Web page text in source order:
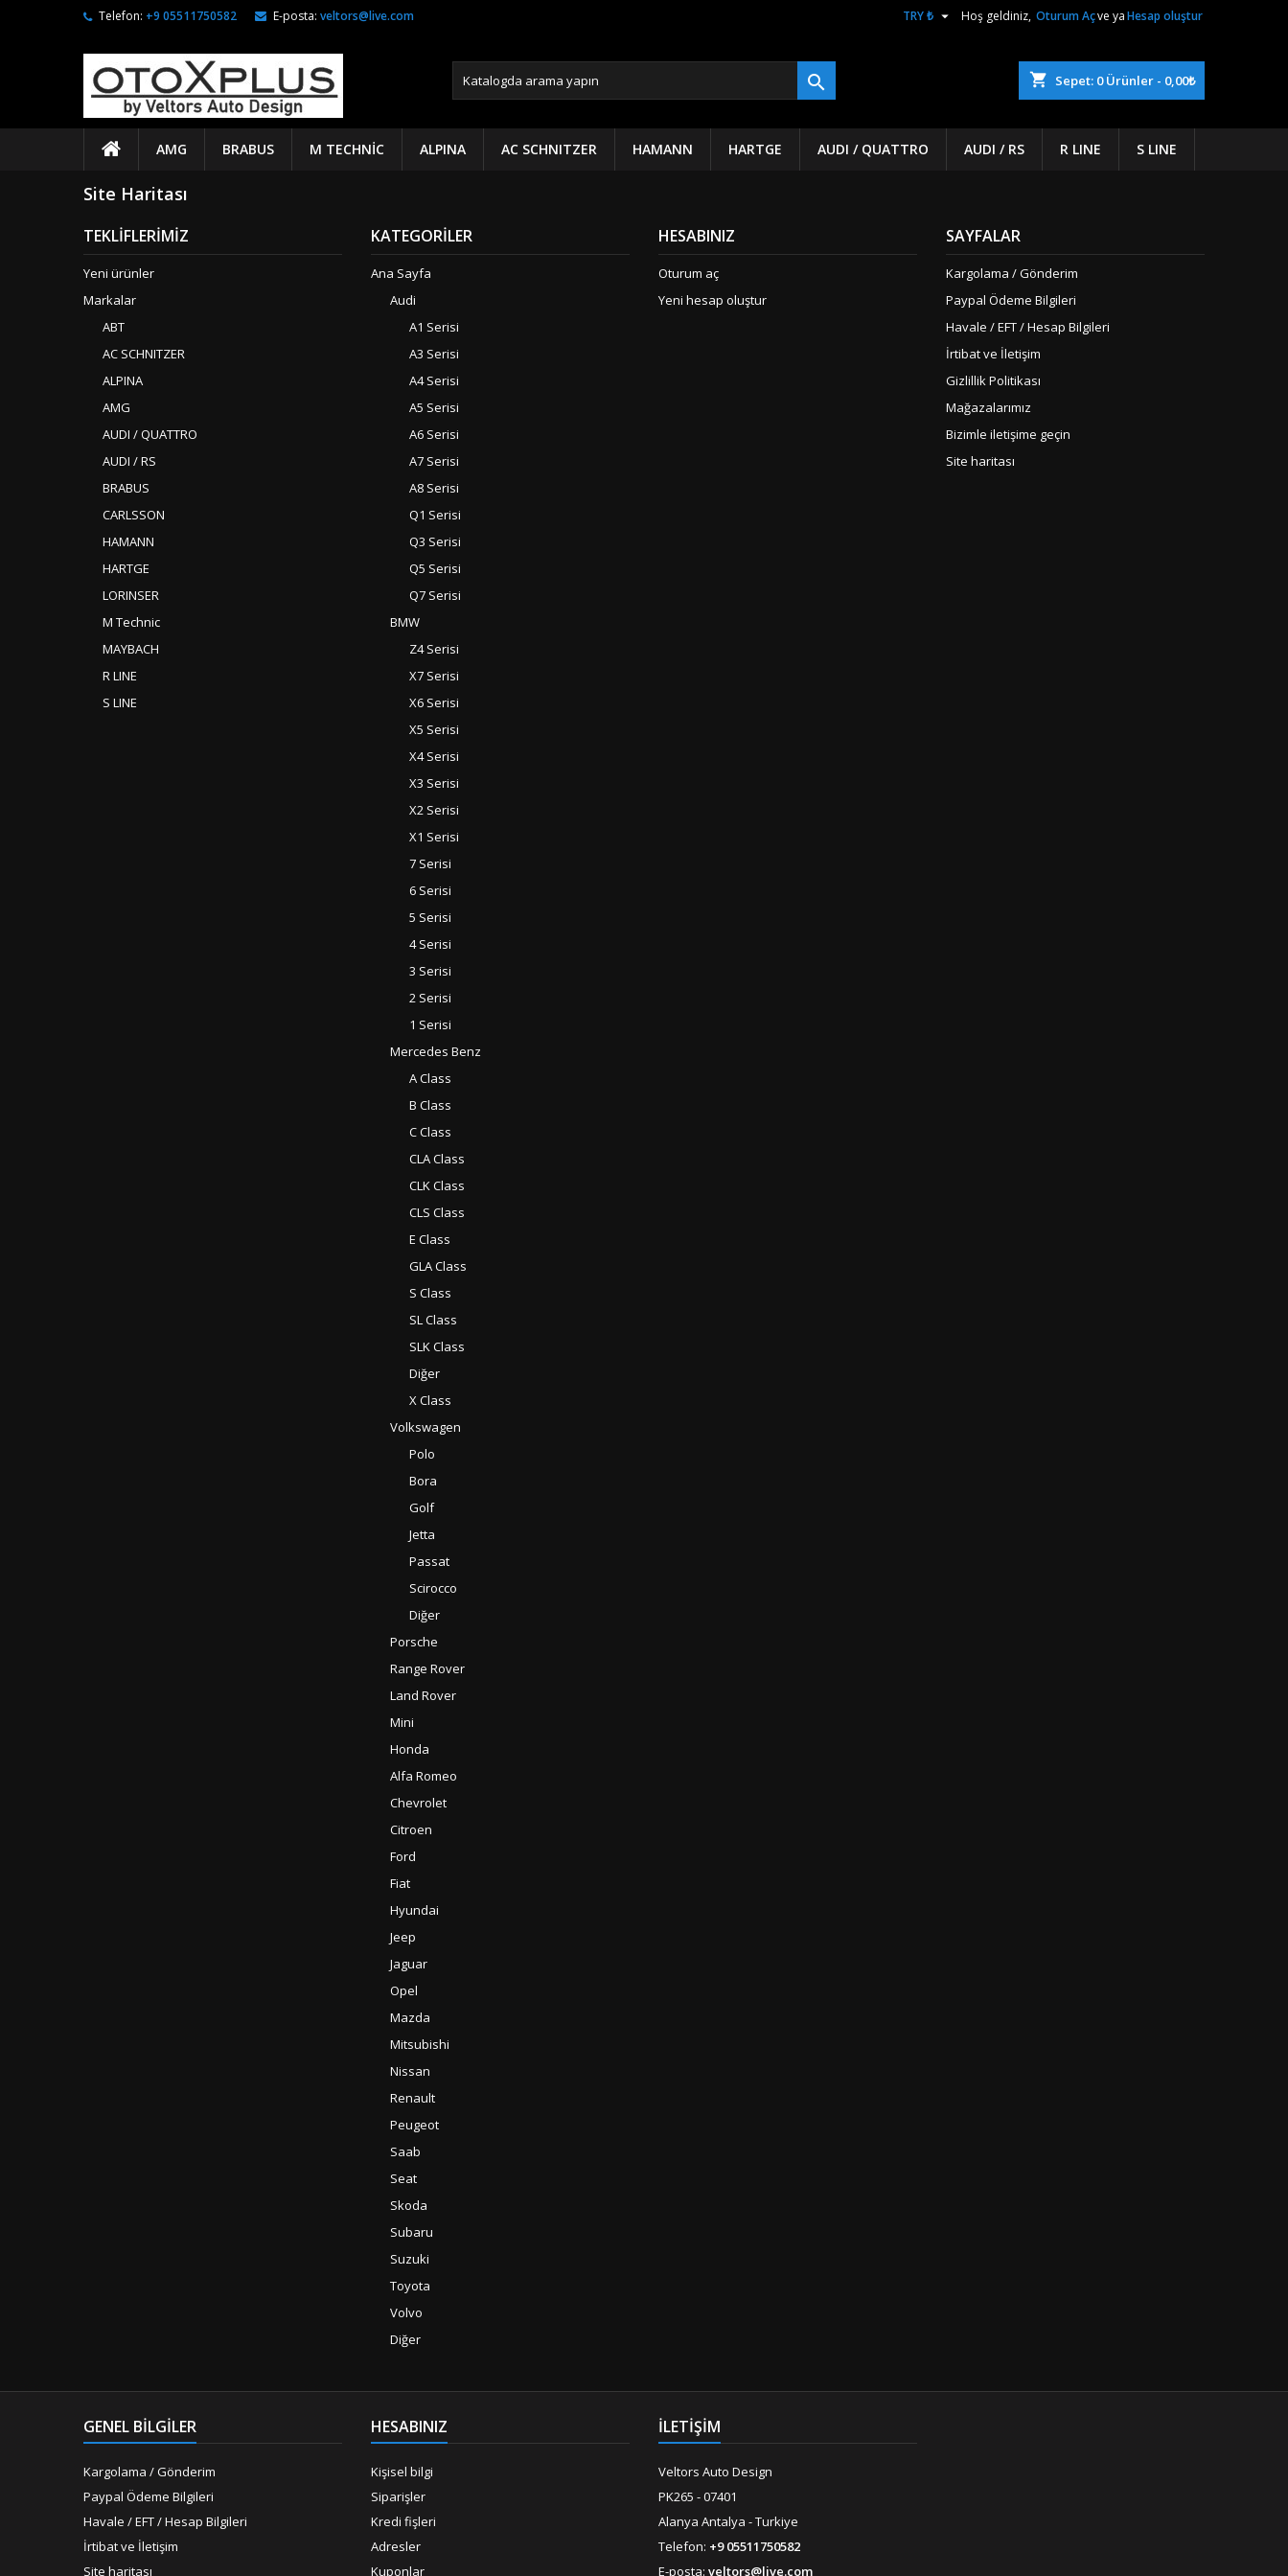
Telefon: +9 05511750582 E-posta: veltors@live.com Hoş geldiniz, Oturum Açve yaHesap oluştur
TRY ₺ 
shopping_cart Sepet: 0Ürünler - 0,00₺

AMG BRABUS M TECHNIC ALPINA AC SCHNITZER HAMANN HARTGE AUDI / QUATTRO AUDI / RS R LINE S LINE
Site Haritası
TEKLIFLERIMIZ
Yeni ürünler
Markalar
ABT
AC SCHNITZER
ALPINA
AMG
AUDI / QUATTRO
AUDI / RS
BRABUS
CARLSSON
HAMANN
HARTGE
LORINSER
M Technic
MAYBACH
R LINE
S LINE
KATEGORILER
Ana Sayfa
Audi
A1 Serisi
A3 Serisi
A4 Serisi
A5 Serisi
A6 Serisi
A7 Serisi
A8 Serisi
Q1 Serisi
Q3 Serisi
Q5 Serisi
Q7 Serisi
BMW
Z4 Serisi
X7 Serisi
X6 Serisi
X5 Serisi
X4 Serisi
X3 Serisi
X2 Serisi
X1 Serisi
7 Serisi
6 Serisi
5 Serisi
4 Serisi
3 Serisi
2 Serisi
1 Serisi
Mercedes Benz
A Class
B Class
C Class
CLA Class
CLK Class
CLS Class
E Class
GLA Class
S Class
SL Class
SLK Class
Diğer
X Class
Volkswagen
Polo
Bora
Golf
Jetta
Passat
Scirocco
Diğer
Porsche
Range Rover
Land Rover
Mini
Honda
Alfa Romeo
Chevrolet
Citroen
Ford
Fiat
Hyundai
Jeep
Jaguar
Opel
Mazda
Mitsubishi
Nissan
Renault
Peugeot
Saab
Seat
Skoda
Subaru
Suzuki
Toyota
Volvo
Diğer
HESABINIZ
Oturum aç
Yeni hesap oluştur
SAYFALAR
Kargolama / Gönderim
Paypal Ödeme Bilgileri
Havale / EFT / Hesap Bilgileri
İrtibat ve İletişim
Gizlillik Politikası
Mağazalarımız
Bizimle iletişime geçin
Site haritası
GENEL BILGILER
Kargolama / Gönderim
Paypal Ödeme Bilgileri
Havale / EFT / Hesap Bilgileri
İrtibat ve İletişim
Site haritası
HESABINIZ
Kişisel bilgi
Siparişler
Kredi fişleri
Adresler
Kuponlar
İLETİŞİM
Veltors Auto Design
PK265 - 07401
Alanya Antalya - Turkiye
Telefon: +9 05511750582
E-posta: veltors@live.com